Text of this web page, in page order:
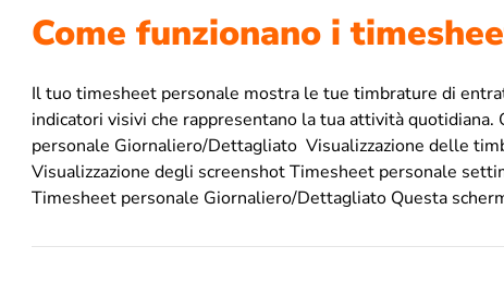
Come funzionano i
Il tuo timesheet personale mostra le tue timbrature di
indicatori visivi che rappresentano la tua attività
personale Giornaliero/Dettagliato Visualizzazione delle
Visualizzazione degli screenshot Timesheet personale
Timesheet personale Giornaliero/Dettagliato Questa